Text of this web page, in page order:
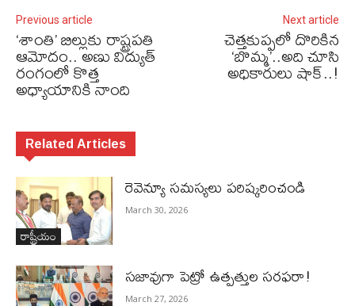
Previous article
‘శాంతి’ బిల్లుకు రాష్ట్రపతి
ఆమోదం.. అణు విద్యుత్
రంగంలో కొత్త
అధ్యాయానికి నాంది
Next article
చెత్తకుప్పలో దొరికిన
‘బొమ్మ’..అది చూసి
అధికారులు షాక్‌..!
Related Articles
రాష్ట్రీయం
రెవెన్యూ సమస్యలు ప‌రిష్క‌రించండి
March 30, 2026
స‌జావుగా పెట్రో ఉత్ప‌త్తుల స‌ర‌ఫ‌రా!
March 27, 2026